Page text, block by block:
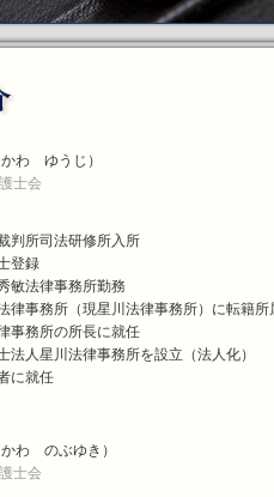
わ ゆうじ）
士会
判所司法研修所入所
登録
敏法律事務所勤務
律事務所（現星川法律事務所）に転籍所
事務所の所長に就任
法人星川法律事務所を設立（法人化）
に就任
わ のぶゆき）
士会